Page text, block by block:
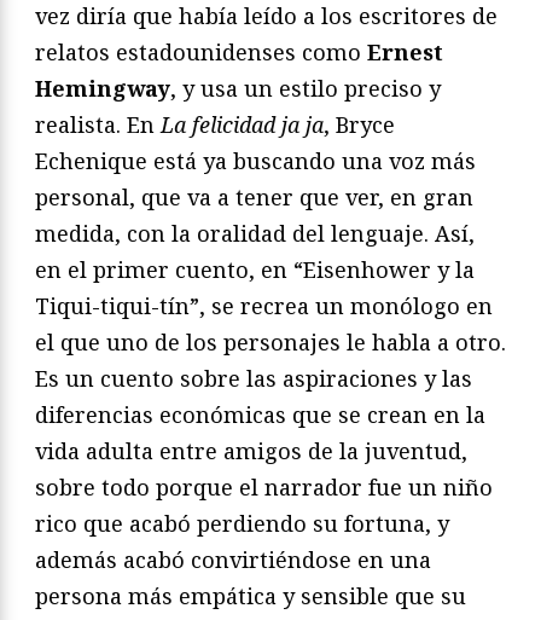
vez diría que había leído a los escritores de
relatos estadounidenses como Ernest
Hemingway, y usa un estilo preciso y
realista. EnLa felicidad ja ja, Bryce
Echenique está ya buscando una voz más
personal, que va a tener que ver, en gran
medida, con la oralidad del lenguaje. Así,
en el primer cuento, en “Eisenhower y la
Tiqui-tiqui-tín”, se recrea un monólogo en
el que uno de los personajes le habla a otro.
Es un cuento sobre las aspiraciones y las
diferencias económicas que se crean en la
vida adulta entre amigos de la juventud,
sobre todo porque el narrador fue un niño
rico que acabó perdiendo su fortuna, y
además acabó convirtiéndose en una
persona más empática y sensible que su